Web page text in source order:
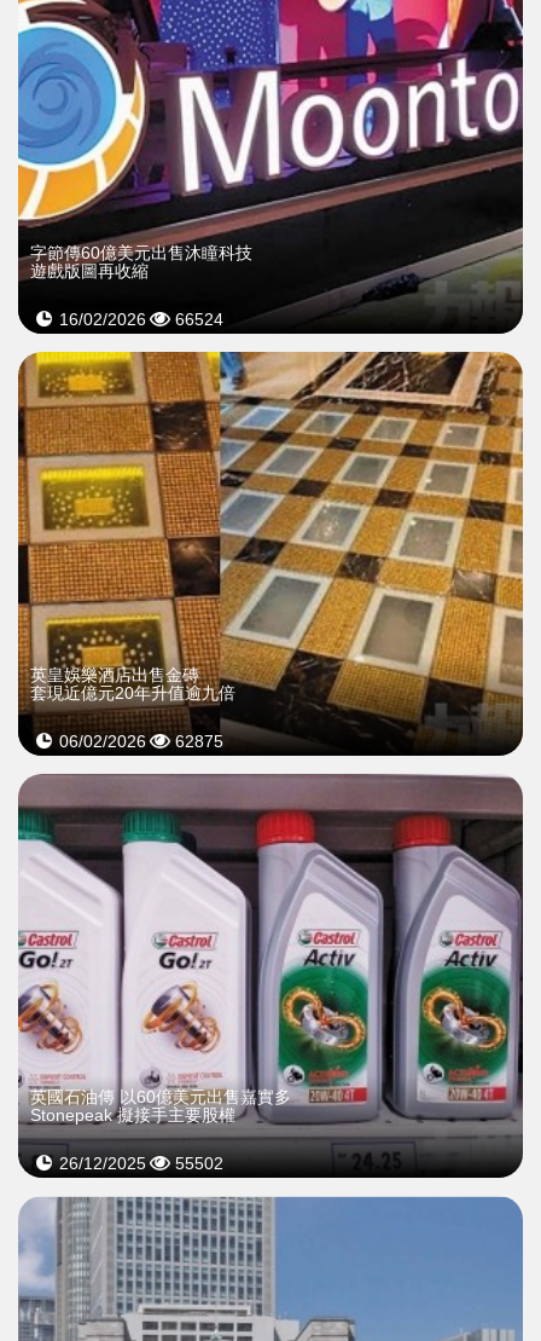
字節傳60億美元出售沐瞳科技
遊戲版圖再收縮
16/02/2026 66524
英皇娛樂酒店出售金磚
套現近億元20年升值逾九倍
06/02/2026 62875
英國石油傳 以60億美元出售嘉實多
Stonepeak 擬接手主要股權
26/12/2025 55502